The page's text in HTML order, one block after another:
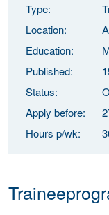
Type:
Location:
Education:
Published:
Status:
Apply before:
Hours p/wk: